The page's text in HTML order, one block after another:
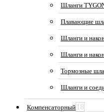
Шланги
Плавающие
Шланги и
Шланги и
Тормозные
Шланги и
Компенсаторный 18